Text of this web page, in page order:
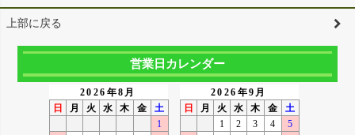
上部に戻る
営業日カレンダー